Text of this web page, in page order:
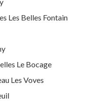
Les Belles Fontain
Le Bocage
Les Voves